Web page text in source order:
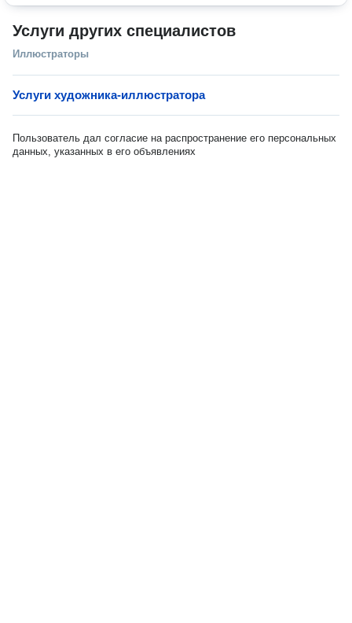
Услуги других специалистов
Иллюстраторы
Услуги художника-иллюстратора
Пользователь дал согласие на распространение его персональных
данных, указанных в его объявлениях